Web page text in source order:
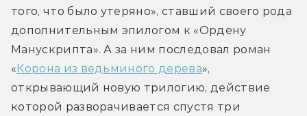
того, что было утеряно», ставший своего рода
дополнительным эпилогом к «Ордену
Манускрипта». А за ним последовал роман
« Корона из ведьминого дерева»,
открывающий новую трилогию, действие
которой разворачивается спустя три